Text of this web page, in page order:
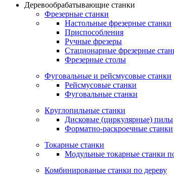
Деревообрабатывающие станки
Фрезерные станки
Настольные фрезерные станки
Приспособления
Ручные фрезеры
Стационарные фрезерные
Фрезерные столы
Фуговальные и рейсмусовые станки
Рейсмусовые станки
Фуговальные станки
Круглопильные станки
Дисковые (циркулярные) пилы
Форматно-раскроечные станки
Токарные станки
Модульные токарные станки
Комбинированые станки по дереву